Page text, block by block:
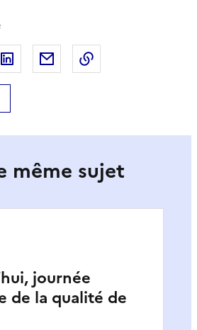
Facebook
sur X
Partager sur LinkedIn
Partager par email
même sujet
journée
de la qualité de